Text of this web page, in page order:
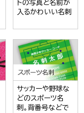
トの写真と名前が
入るかわいい名刺
サッカーや野球な
どのスポーツ名
刺。背番号などで